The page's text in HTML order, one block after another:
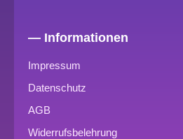
— Informationen
Impressum
Datenschutz
AGB
Widerrufsbelehrung